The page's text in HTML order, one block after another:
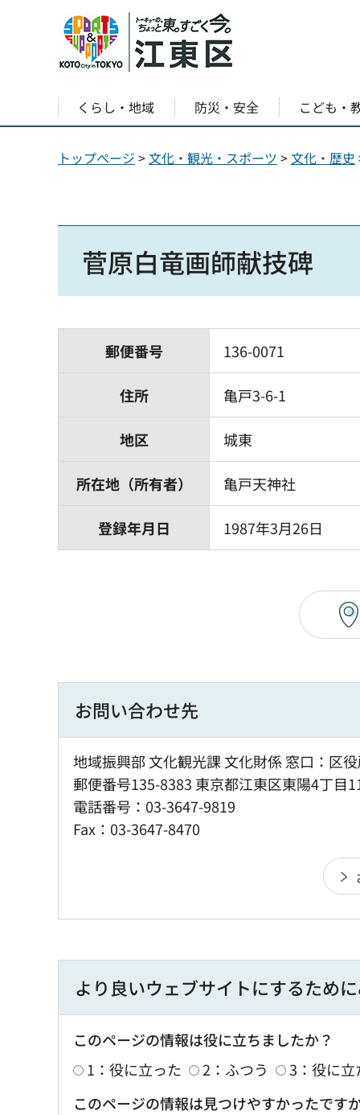
くらし・地域 防災・安全 こども・
トップページ >文化・観光・スポーツ >文化・歴史
菅原白竜画師献技碑
郵便番号 136-0071
住所 亀戸3-6-1
地区 城東
所在地（所有者） 亀戸天神社
登録年月日 1987年3月26日
お問い合わせ先
地域振興部 文化観光課 文化財係 窓口：区
郵便番号135-8383 東京都江東区東陽4丁目
電話番号：03-3647-9819
Fax：03-3647-8470
より良いウェブサイトにするため
このページの情報は役に立ちましたか？
1：役に立った
2：ふつう
3：役に
このページの情報は見つけやすかったです